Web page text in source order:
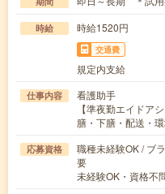
時給 時給1520円
交通費
規定内支給
仕事内容
看護助手
【準夜勤エイドア
膳・下膳・配送・
応募資格
職種未経験OK / ブ
要
未経験OK・資格不